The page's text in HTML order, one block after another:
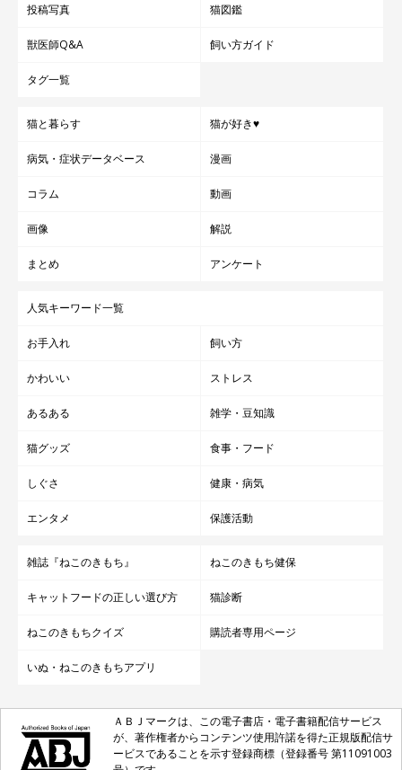
投稿写真 猫図鑑
獣医師Q&A 飼い方ガイド
タグ一覧
猫と暮らす 猫が好き♥
病気・症状データベース 漫画
コラム 動画
画像 解説
まとめ アンケート
人気キーワード一覧
お手入れ 飼い方
かわいい ストレス
あるある 雑学・豆知識
猫グッズ 食事・フード
しぐさ 健康・病気
エンタメ 保護活動
雑誌『ねこのきもち』 ねこのきもち健保
キャットフードの正しい選び方 猫診断
ねこのきもちクイズ 購読者専用ページ
いぬ・ねこのきもちアプリ
ＡＢＪマークは、この電子書店・電子書籍配信サービス
が、著作権者からコンテンツ使用許諾を得た正規版配信サ
ービスであることを示す登録商標（登録番号 第11091003